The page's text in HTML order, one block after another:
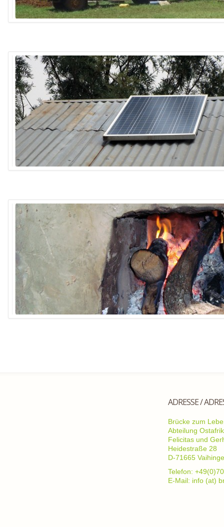
ADRESSE /
Brücke zum
Abteilung
Felicitas und
Heidestraße 28
D-71665
Telefon:
E-Mail: info (at)